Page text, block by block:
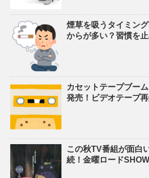
煙草を吸うタイミン
からが多い？習慣を
カセットテープブー
発売！ビデオテープ
この秋TV番組が面白
続！金曜ロード